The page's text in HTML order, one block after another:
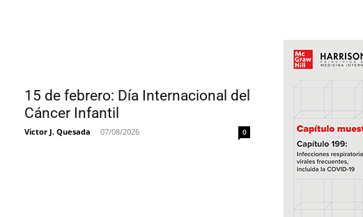
15 de febrero: Día Internacional del
Cáncer Infantil
Victor J. Quesada - 07/08/2026 0